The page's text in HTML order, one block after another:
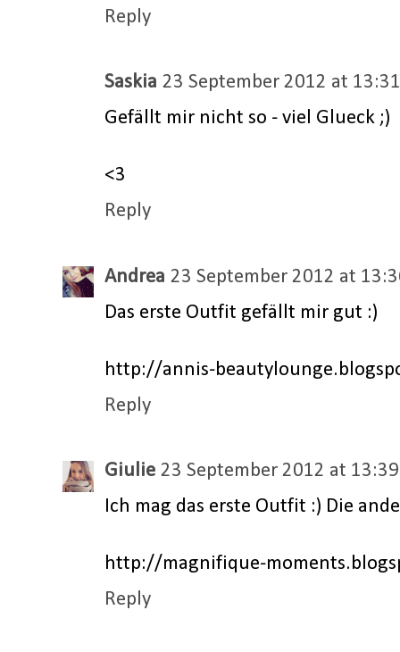
Reply
Saskia 23 September 2012 at 13:31
Gefällt mir nicht so - viel Glueck ;)
<3
Reply
Andrea 23 September 2012 at
Das erste Outfit gefällt mir gut :)
http://annis-
Reply
Giulie 23 September 2012 at 13:39
Ich mag das erste Outfit :) Die
http://magnifique-
Reply